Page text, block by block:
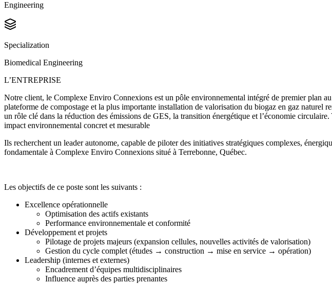
Engineering
Specialization
Biomedical Engineering
L’ENTREPRISE
Notre client, le Complexe Enviro Connexions est un pôle environnemental intégré de premier plan
plateforme de compostage et la plus importante installation de valorisation du biogaz en gaz naturel
un rôle clé dans la réduction des émissions de GES, la transition énergétique et l’économie
impact environnemental concret et mesurable
Ils recherchent un leader autonome, capable de piloter des initiatives stratégiques complexes,
fondamentale à Complexe Enviro Connexions situé à Terrebonne, Québec.
Les objectifs de ce poste sont les suivants :
Excellence opérationnelle
Optimisation des actifs existants
Performance environnementale et conformité
Développement et projets
Pilotage de projets majeurs (expansion cellules, nouvelles activités de valorisation)
Gestion du cycle complet (études → construction → mise en service → opération)
Leadership (internes et externes)
Encadrement d’équipes multidisciplinaires
Influence auprès des parties prenantes